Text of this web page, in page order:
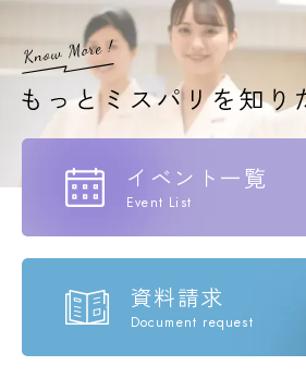
イベント一覧
Event List
資料請求
Document request